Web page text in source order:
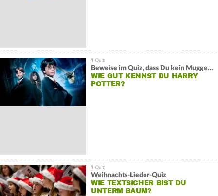
Beweise im Quiz, dass Du kein Muggel bist
WIE GUT KENNST DU HARRY
POTTER?
Weihnachts-Lieder-Quiz
WIE TEXTSICHER BIST DU
UNTERM BAUM?